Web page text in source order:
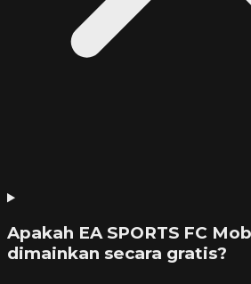
Apakah EA SPORTS FC
dimainkan secara gratis?